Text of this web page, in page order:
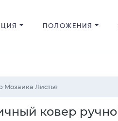
ПОЛОЖЕНИЯ
Мозаика Листья
ковер